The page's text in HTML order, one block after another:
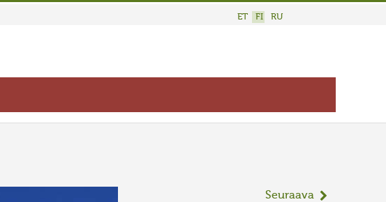
ET FI RU
Seuraava